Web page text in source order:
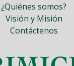
¿Quiénes somos?
Visión y Misión
Contáctenos